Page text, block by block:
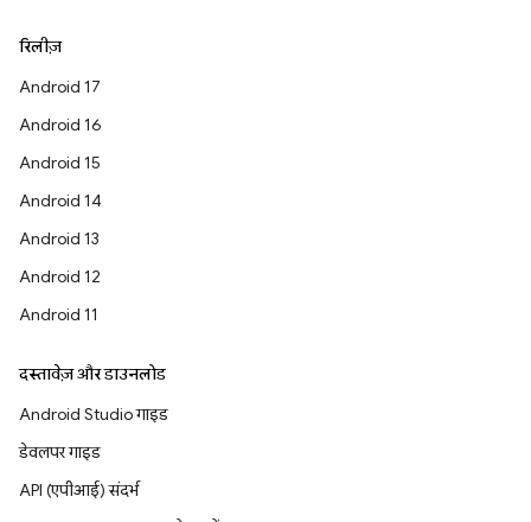
रिलीज़
Android 17
Android 16
Android 15
Android 14
Android 13
Android 12
Android 11
दस्तावेज़ और डाउनलोड
Android Studio गाइड
डेवलपर गाइड
API (एपीआई) संदर्भ